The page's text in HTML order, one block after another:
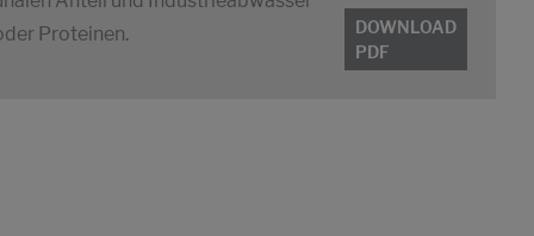
Proteinen.
DOWNLOAD
PDF